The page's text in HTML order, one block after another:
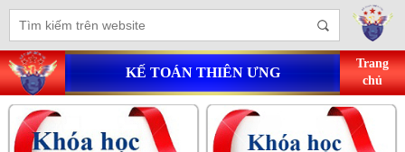
KẾ TOÁN THIÊN ƯNG
Trang
chủ